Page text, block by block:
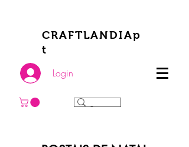
CRAFTLANDIAp
t
Login